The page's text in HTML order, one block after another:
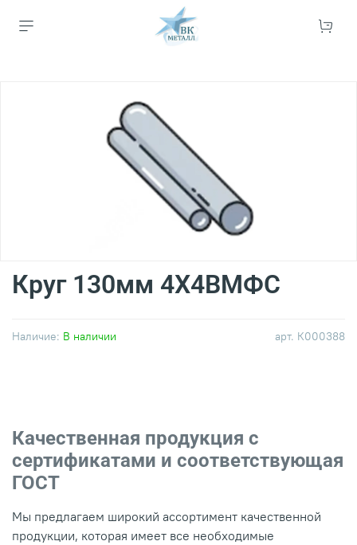
арт. К000388
Наличие: В наличии
Круг 130мм 4Х4ВМФС
Качественная продукция с
сертификатами и соответствующая
ГОСТ
Мы предлагаем широкий ассортимент качественной
продукции, которая имеет все необходимые